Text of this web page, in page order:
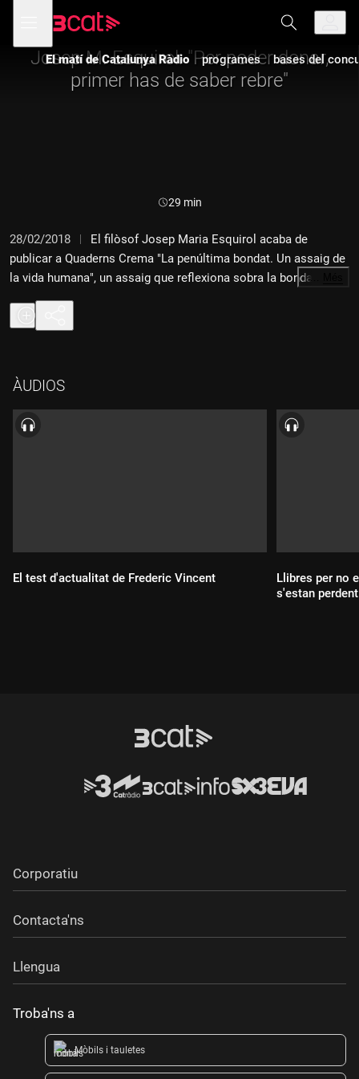
navegació
principal
menú
de
El matí de Catalunya Ràdio programes bases del
Josep M. Esquirol: "Per poder donar,
primer has de saber rebre"
Durada:
29 min
28/02/2018
El filòsof Josep Maria Esquirol acaba de
publicar a Quaderns Crema "La penúltima bondat. Un assaig de
la vida humana", un assaig que reflexiona sobra la bondat, la
generositat, el desig i la vida. Avui, a "El racó de pensar", amb
David Fernàndez.
…
ÀUDIOS
El test d'actualitat de Frederic Vincent
Llibres per no
s'estan perdent
Corporatiu
Contacta'ns
Llengua
Troba'ns a
Mòbils i tauletes